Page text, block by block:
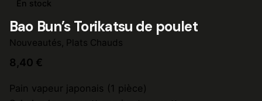
En stock
Bao Bun’s Torikatsu de poulet
Nouveautés, Plats Chauds
8,40 €
Pain vapeur japonais (1 pièce)